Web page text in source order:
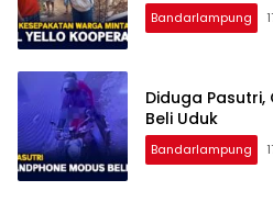
Bandarlampung
Diduga
Beli Uduk
Bandarlampung